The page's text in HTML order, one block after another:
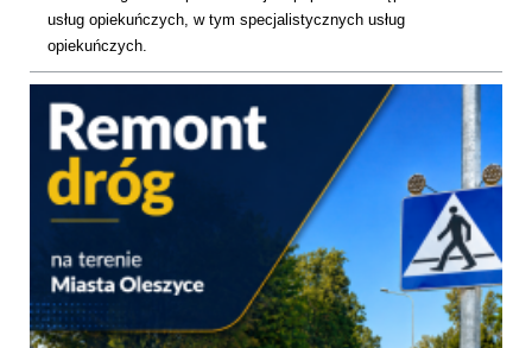
usług opiekuńczych, w tym specjalistycznych usług
opiekuńczych.